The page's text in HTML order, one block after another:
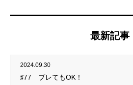
最新記事
2024.09.30
♯77 ブレてもOK！